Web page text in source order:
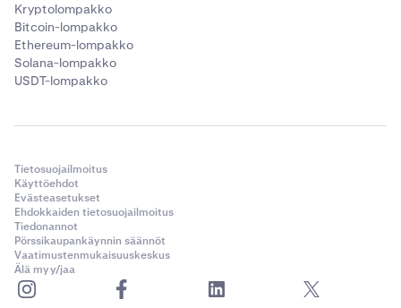
Kryptolompakko
Bitcoin-lompakko
Ethereum-lompakko
Solana-lompakko
USDT-lompakko
Tietosuojailmoitus
Käyttöehdot
Evästeasetukset
Ehdokkaiden tietosuojailmoitus
Tiedonannot
Pörssikaupankäynnin säännöt
Vaatimustenmukaisuuskeskus
Älä myy/jaa